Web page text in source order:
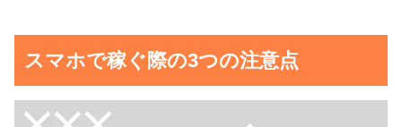
スマホで稼ぐ際の3つの注意点